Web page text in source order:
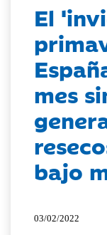
El
mes
bajo
03/02/2022